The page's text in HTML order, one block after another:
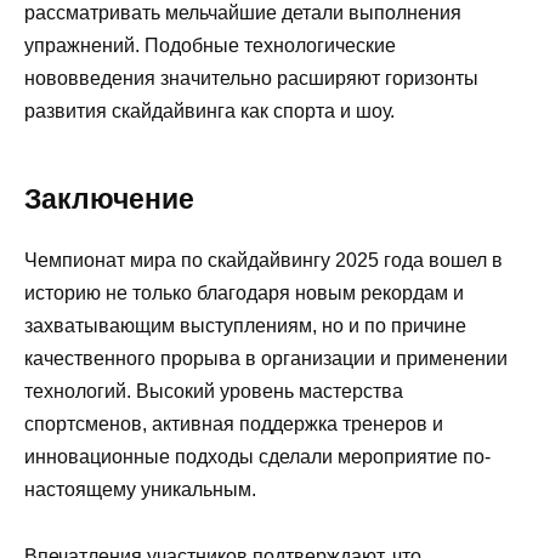
рассматривать мельчайшие детали выполнения
упражнений. Подобные технологические
нововведения значительно расширяют горизонты
развития скайдайвинга как спорта и шоу.
Заключение
Чемпионат мира по скайдайвингу 2025 года вошел в
историю не только благодаря новым рекордам и
захватывающим выступлениям, но и по причине
качественного прорыва в организации и применении
технологий. Высокий уровень мастерства
спортсменов, активная поддержка тренеров и
инновационные подходы сделали мероприятие по-
настоящему уникальным.